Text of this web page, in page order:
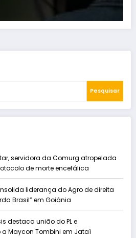
Pesquisar
servidora da Comurg atropelada
de morte encefálica
liderança do Agro de direita
Brasil” em Goiânia
destaca união do PL e
Maycon Tombini em Jataí